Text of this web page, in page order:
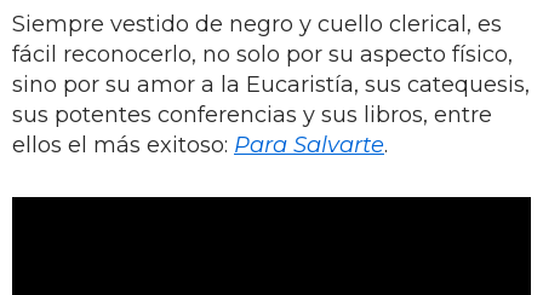
Siempre vestido de negro y cuello clerical, es
fácil reconocerlo, no solo por su aspecto físico,
sino por su amor a la Eucaristía, sus catequesis,
sus potentes conferencias y sus libros, entre
ellos el más exitoso: Para Salvarte.